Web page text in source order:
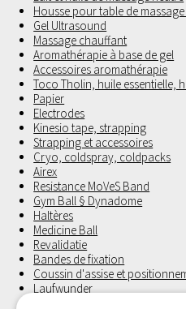
Housse pour table de massage
Gel Ultrasound
Massage chauffant
Aromathérapie à base de gel
Accessoires aromathérapie
Toco Tholin, huile essentielle,
Papier
Electrodes
Kinesio tape, strapping
Strapping et accessoires
Cryo, coldspray, coldpacks
Airex
Resistance MoVeS Band
Gym Ball § Dynadome
Haltères
Medicine Ball
Revalidatie
Bandes de fixation
Coussin d'assise et
Laufwunder